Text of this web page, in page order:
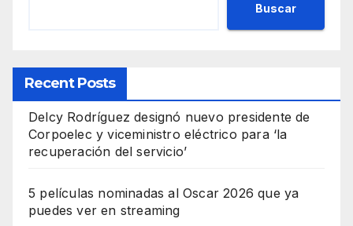
Buscar
Recent Posts
Delcy Rodríguez designó nuevo presidente de
Corpoelec y viceministro eléctrico para ‘la
recuperación del servicio’
5 películas nominadas al Oscar 2026 que ya
puedes ver en streaming